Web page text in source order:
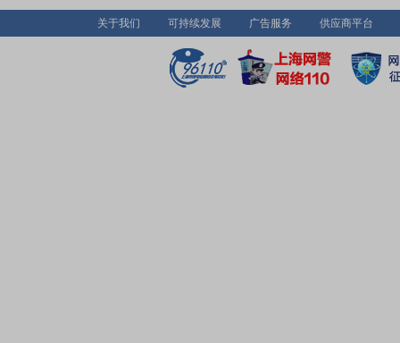
大学、吉林医药学院等多所科研院所开展产、学、研合作,
术与产业化平台深入融合,有力助推地区生物医药产业链发
关于我们 可持续发展 广告服务 供应商平台